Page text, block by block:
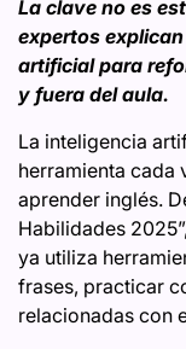
La clave no es
expertos
artificial para
y fuera del aula.
La inteligencia
herramienta cada
aprender inglés.
Habilidades
ya utiliza
frases, practicar
relacionadas con